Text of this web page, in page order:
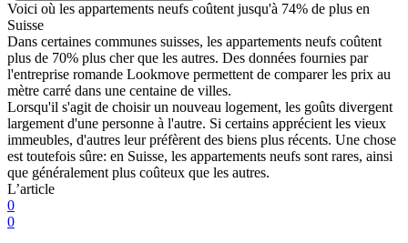
Voici où les appartements neufs coûtent jusqu'à 74% de plus en
Suisse
Dans certaines communes suisses, les appartements neufs coûtent
plus de 70% plus cher que les autres. Des données fournies par
l'entreprise romande Lookmove permettent de comparer les prix au
mètre carré dans une centaine de villes.
Lorsqu'il s'agit de choisir un nouveau logement, les goûts divergent
largement d'une personne à l'autre. Si certains apprécient les vieux
immeubles, d'autres leur préfèrent des biens plus récents. Une chose
est toutefois sûre: en Suisse, les appartements neufs sont rares, ainsi
que généralement plus coûteux que les autres.
L’article
0
0